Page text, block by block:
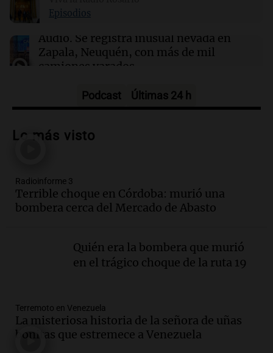
18:00 Sociedad
Incendio en un edificio lindero al de Cristina
Kirchner: evacuaron vecinos y hubo heridos
Episodios
Audio. Se registra inusual nevada en
Zapala, Neuquén, con más de mil
camiones varados
Audio.Controversia en el peronismo
embarazada en votación clave
Audio.Mateo Bouniba, joven de Villa
María, necesita un trasplante de médula
en Estados Unidos
Audio.Fieles celebran a San Cayetano
Episodios
Audio.Día Internacional de la Cerveza:
mitos, secretos y el desafío de producir
Podcast Últimas 24 h
Lo más visto
Radioinforme 3
Terrible choque en Córdoba: murió una
bombera cerca del Mercado de Abasto
Quién era la bombera que murió
en el trágico choque de la ruta 19
Terremoto en Venezuela
La misteriosa historia de la señora de uñas
bonitas que estremece a Venezuela